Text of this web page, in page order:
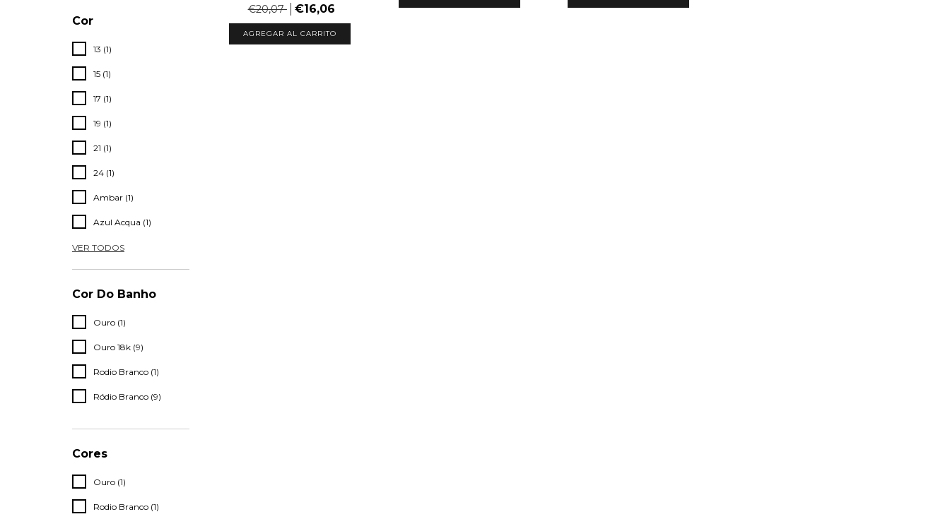
Cor
13 (1)
15 (1)
17 (1)
19 (1)
21 (1)
24 (1)
Ambar (1)
Azul Acqua (1)
VER TODOS
Cor Do Banho
Ouro (1)
Ouro 18k (9)
Rodio Branco (1)
Ródio Branco (9)
Cores
Ouro (1)
Rodio Branco (1)
€20,07 €16,06
AGREGAR AL CARRITO